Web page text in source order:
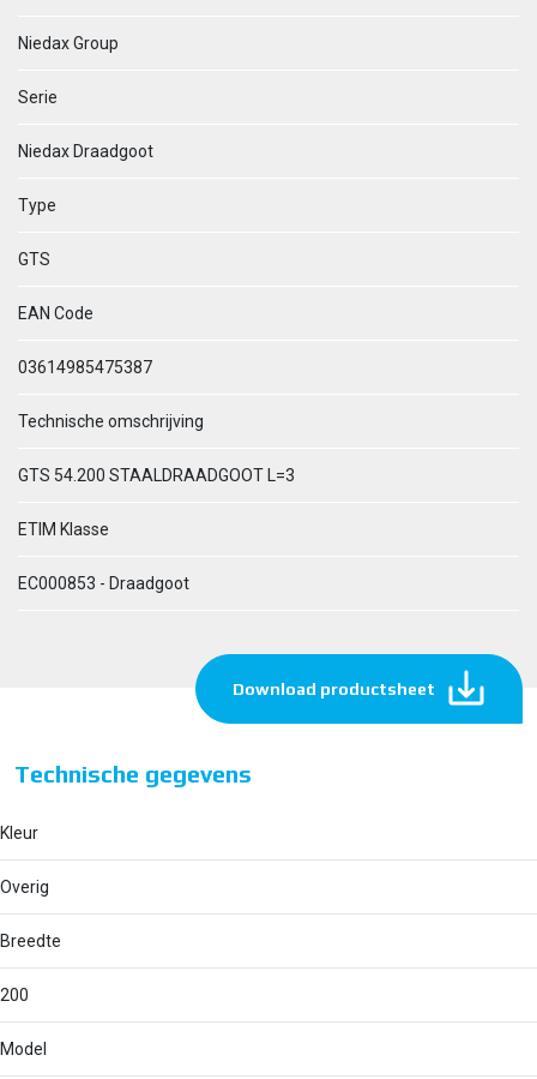
Niedax Group
Serie
Niedax Draadgoot
Type
GTS
EAN Code
03614985475387
Technische omschrijving
GTS 54.200 STAALDRAADGOOT L=3
ETIM Klasse
EC000853 - Draadgoot
Download productsheet
Technische gegevens
Kleur
Overig
Breedte
200
Model